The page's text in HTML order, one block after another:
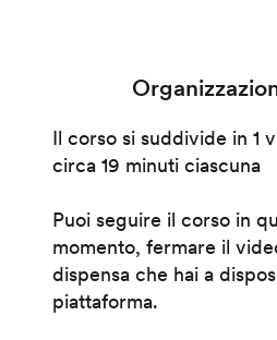
Il corso si suddivide in 1
circa 19 minuti ciascuna
Puoi seguire il corso in
momento, fermare il
dispensa che hai a
piattaforma.